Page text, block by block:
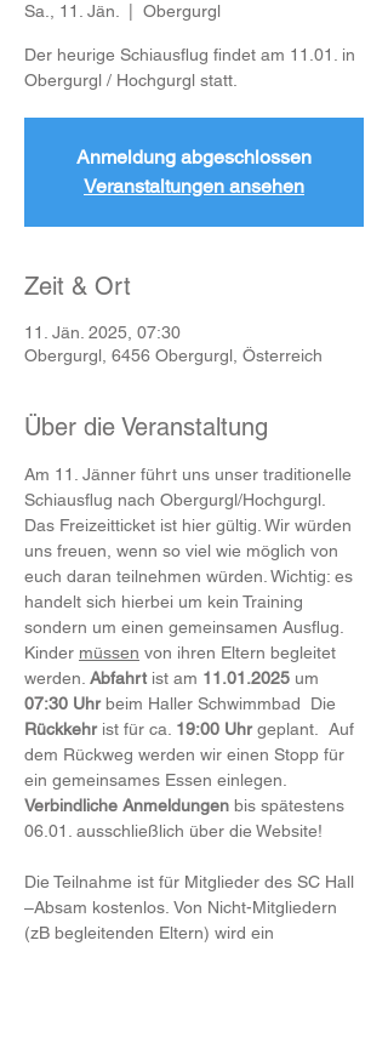
Sa., 11. Jän. Obergurgl
Der heurige Schiausflug findet am 11.01. in
Obergurgl / Hochgurgl statt.
Anmeldung abgeschlossen
Veranstaltungen ansehen
Zeit & Ort
11. Jän. 2025, 07:30
Obergurgl, 6456 Obergurgl, Österreich
Über die Veranstaltung
Am 11. Jänner führt uns unser traditionelle
Schiausflug nach Obergurgl/Hochgurgl.
Das Freizeitticket ist hier gültig. Wir würden
uns freuen, wenn so viel wie möglich von
euch daran teilnehmen würden. Wichtig: es
handelt sich hierbei um kein Training
sondern um einen gemeinsamen Ausflug.
Kinder müssen von ihren Eltern begleitet
werden. Abfahrt ist am 11.01.2025 um
07:30 Uhr beim Haller Schwimmbad  Die
Rückkehr ist für ca. 19:00 Uhr geplant.  Auf
dem Rückweg werden wir einen Stopp für
ein gemeinsames Essen einlegen.
Verbindliche Anmeldungen bis spätestens
06.01. ausschließlich über die Website!
Die Teilnahme ist für Mitglieder des SC Hall
–Absam kostenlos. Von Nicht-Mitgliedern
(zB begleitenden Eltern) wird ein